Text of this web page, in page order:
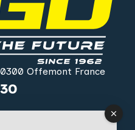
Offemont France